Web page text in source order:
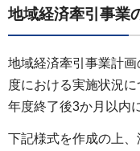
地域経済牽引事業
地域経済牽引事業計
度における実施状況
年度終了後3か月以内
下記様式を作成の上、